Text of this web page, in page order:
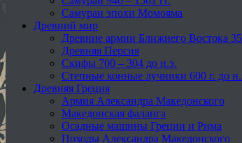
Самураи эпохи Момояма
Древний мир
Древние армии Ближнего Востока
Древняя Персия
Скифы 700 – 304 до н.э.
Степные конные лучники 600 г. до
Древняя Греция
Армия Александра Македонского
Македонская фаланга
Осадные машины Греции и Рима
Походы Александра Македонского